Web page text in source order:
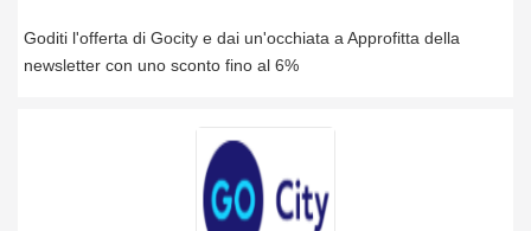
Goditi l'offerta di Gocity e dai un'occhiata a Approfitta della
newsletter con uno sconto fino al 6%